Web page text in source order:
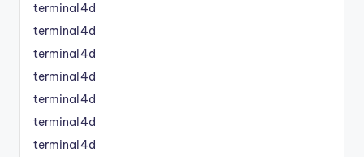
terminal4d
terminal4d
terminal4d
terminal4d
terminal4d
terminal4d
terminal4d